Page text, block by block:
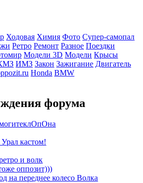
Ходовая Химия Фото Супер-самопал
Ретро Ремонт Разное Поездки
Модели 3D Модели Крысы
ИМЗ Закон Зажигание Двигатель
Honda BMW
форума
кастом!
и волк
оппозит)))
на переднее колесо Волка